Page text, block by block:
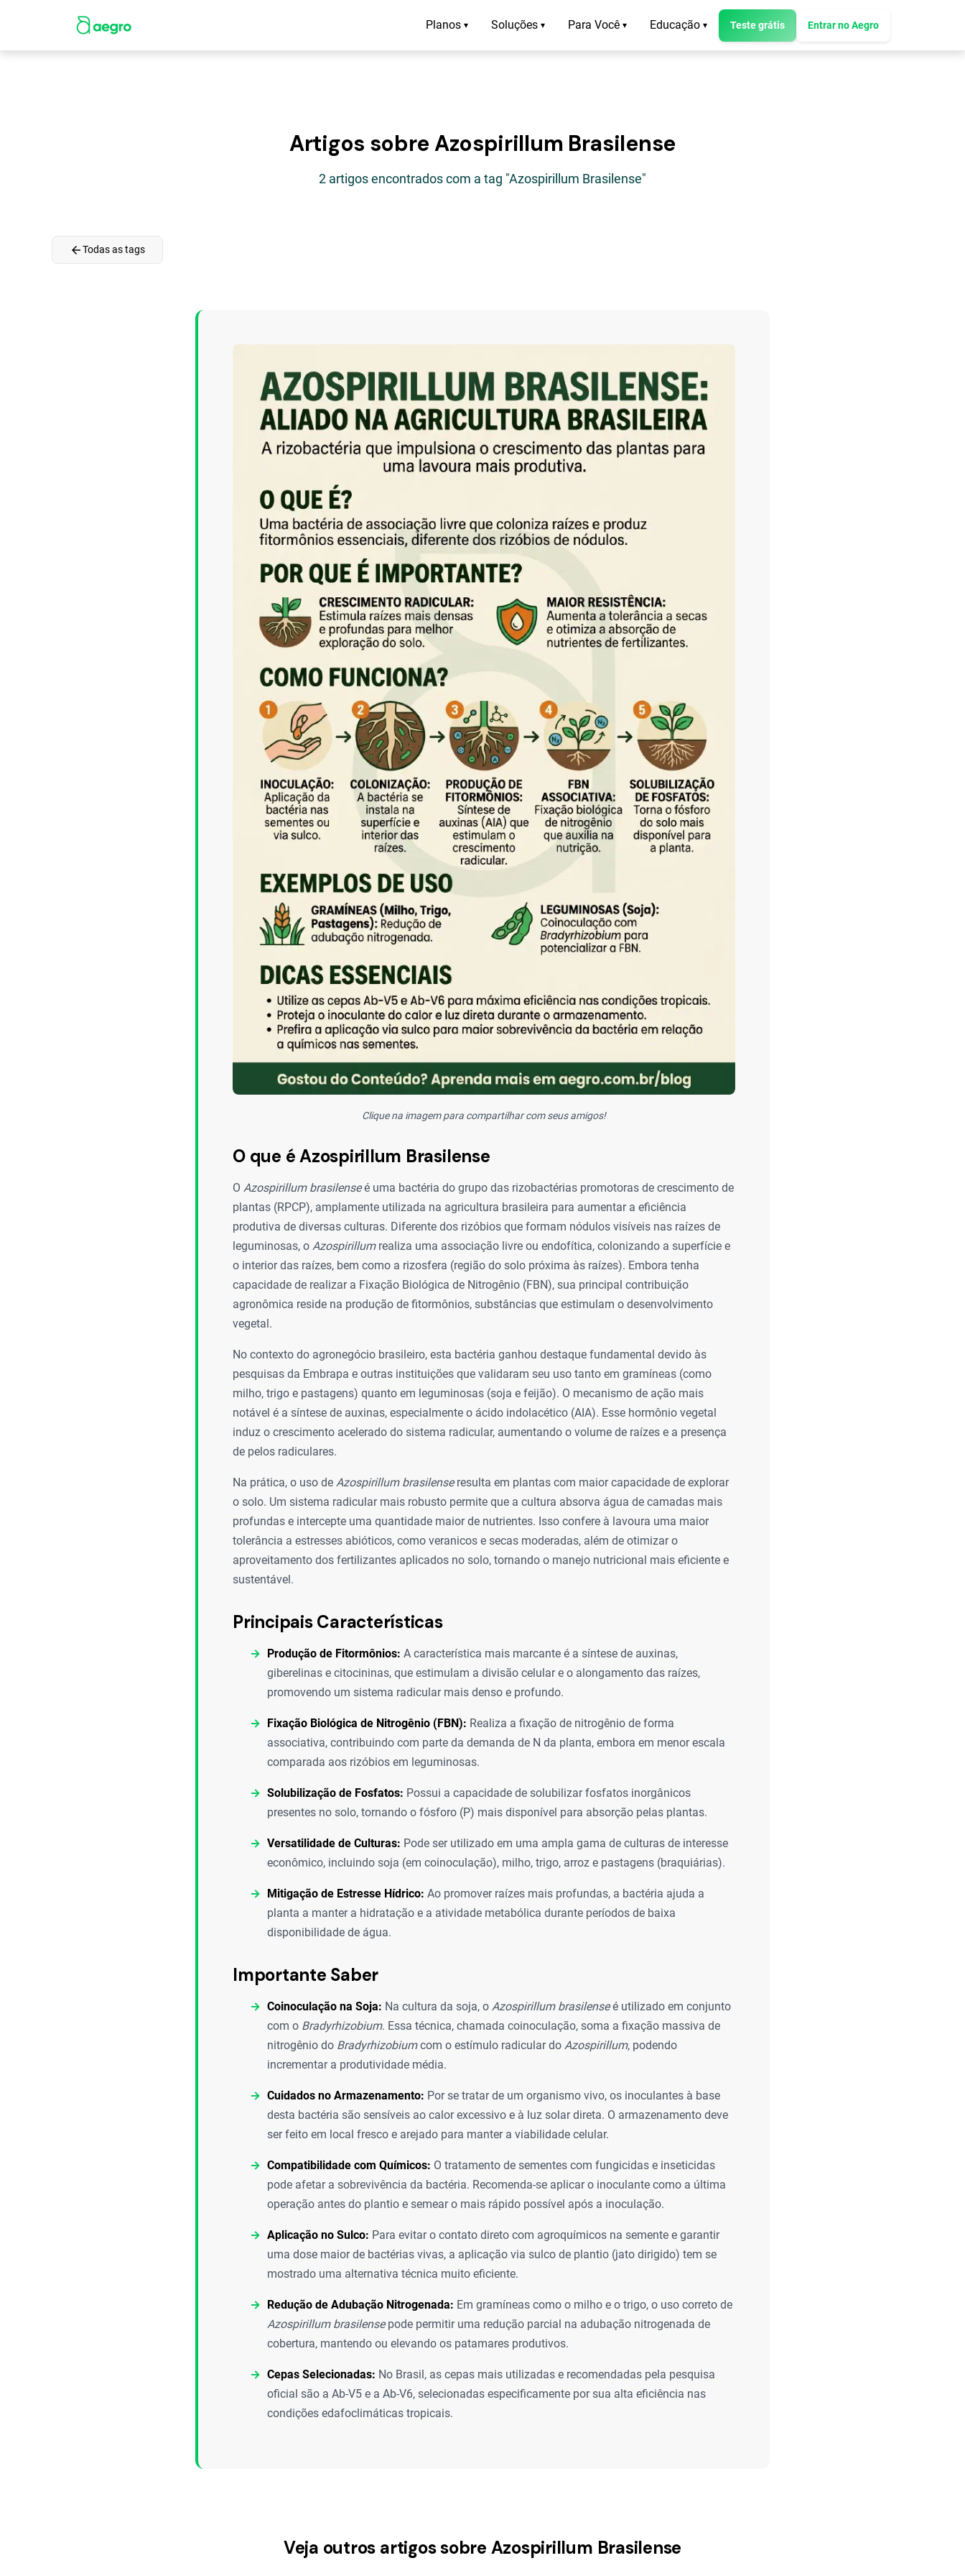
Planos ▾ Soluções ▾ Para Você ▾ Educação ▾ Teste grátis Entrar no Aegro
Artigos sobre Azospirillum Brasilense
2 artigos encontrados com a tag "Azospirillum Brasilense"
arrow_backTodas as tags
Clique na imagem para compartilhar com seus amigos!
O que é Azospirillum Brasilense
O Azospirillum brasilenseé uma bactéria do grupo das rizobactérias promotoras de crescimento de
plantas (RPCP), amplamente utilizada na agricultura brasileira para aumentar a eficiência
produtiva de diversas culturas. Diferente dos rizóbios que formam nódulos visíveis nas raízes de
leguminosas, o Azospirillumrealiza uma associação livre ou endofítica, colonizando a superfície e
o interior das raízes, bem como a rizosfera (região do solo próxima às raízes). Embora tenha
capacidade de realizar a Fixação Biológica de Nitrogênio (FBN), sua principal contribuição
agronômica reside na produção de fitormônios, substâncias que estimulam o desenvolvimento
vegetal.
No contexto do agronegócio brasileiro, esta bactéria ganhou destaque fundamental devido às
pesquisas da Embrapa e outras instituições que validaram seu uso tanto em gramíneas (como
milho, trigo e pastagens) quanto em leguminosas (soja e feijão). O mecanismo de ação mais
notável é a síntese de auxinas, especialmente o ácido indolacético (AIA). Esse hormônio vegetal
induz o crescimento acelerado do sistema radicular, aumentando o volume de raízes e a presença
de pelos radiculares.
Na prática, o uso de Azospirillum brasilenseresulta em plantas com maior capacidade de explorar
o solo. Um sistema radicular mais robusto permite que a cultura absorva água de camadas mais
profundas e intercepte uma quantidade maior de nutrientes. Isso confere à lavoura uma maior
tolerância a estresses abióticos, como veranicos e secas moderadas, além de otimizar o
aproveitamento dos fertilizantes aplicados no solo, tornando o manejo nutricional mais eficiente e
sustentável.
Principais Características
Produção de Fitormônios: A característica mais marcante é a síntese de auxinas,
giberelinas e citocininas, que estimulam a divisão celular e o alongamento das raízes,
promovendo um sistema radicular mais denso e profundo.
Fixação Biológica de Nitrogênio (FBN): Realiza a fixação de nitrogênio de forma
associativa, contribuindo com parte da demanda de N da planta, embora em menor escala
comparada aos rizóbios em leguminosas.
Solubilização de Fosfatos: Possui a capacidade de solubilizar fosfatos inorgânicos
presentes no solo, tornando o fósforo (P) mais disponível para absorção pelas plantas.
Versatilidade de Culturas: Pode ser utilizado em uma ampla gama de culturas de interesse
econômico, incluindo soja (em coinoculação), milho, trigo, arroz e pastagens (braquiárias).
Mitigação de Estresse Hídrico: Ao promover raízes mais profundas, a bactéria ajuda a
planta a manter a hidratação e a atividade metabólica durante períodos de baixa
disponibilidade de água.
Importante Saber
Coinoculação na Soja: Na cultura da soja, o Azospirillum brasilenseé utilizado em conjunto
com o Bradyrhizobium. Essa técnica, chamada coinoculação, soma a fixação massiva de
nitrogênio do Bradyrhizobiumcom o estímulo radicular do Azospirillum, podendo
incrementar a produtividade média.
Cuidados no Armazenamento: Por se tratar de um organismo vivo, os inoculantes à base
desta bactéria são sensíveis ao calor excessivo e à luz solar direta. O armazenamento deve
ser feito em local fresco e arejado para manter a viabilidade celular.
Compatibilidade com Químicos: O tratamento de sementes com fungicidas e inseticidas
pode afetar a sobrevivência da bactéria. Recomenda-se aplicar o inoculante como a última
operação antes do plantio e semear o mais rápido possível após a inoculação.
Aplicação no Sulco: Para evitar o contato direto com agroquímicos na semente e garantir
uma dose maior de bactérias vivas, a aplicação via sulco de plantio (jato dirigido) tem se
mostrado uma alternativa técnica muito eficiente.
Redução de Adubação Nitrogenada: Em gramíneas como o milho e o trigo, o uso correto de
Azospirillum brasilensepode permitir uma redução parcial na adubação nitrogenada de
cobertura, mantendo ou elevando os patamares produtivos.
Cepas Selecionadas: No Brasil, as cepas mais utilizadas e recomendadas pela pesquisa
oficial são a Ab-V5 e a Ab-V6, selecionadas especificamente por sua alta eficiência nas
condições edafoclimáticas tropicais.
Veja outros artigos sobre Azospirillum Brasilense